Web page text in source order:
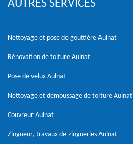
AUTRES SERVICES
Nettoyage et pose de gouttière Aulnat
Rénovation de toiture Aulnat
Pose de velux Aulnat
Nettoyage et démoussage de toiture Aulnat
Couvreur Aulnat
Zingueur, travaux de zingueries Aulnat